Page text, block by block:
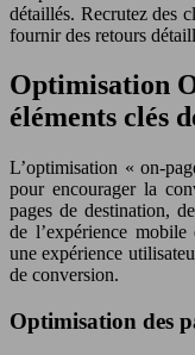
détaillés. Recrutez des
fournir des retours
Optimisation
éléments clés
L’optimisation « on-
pour encourager la
pages de destination,
de l’expérience
une expérience
de conversion.
Optimisation des